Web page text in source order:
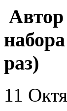
Автор
раз)
11